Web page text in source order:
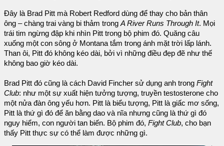
Đây là Brad Pitt mà Robert Redford dùng để thay cho bản thân
ông – chàng trai vàng bi thảm trongA River Runs Through It. Mọi
trái tim ngừng đập khi nhìn Pitt trong bộ phim đó. Quăng câu
xuống một con sông ở Montana tắm trong ánh mặt trời lấp lánh.
Than ôi, Pitt đó không kéo dài, bởi vì những điều đẹp đẽ như thế
không bao giờ kéo dài.
Brad Pitt đó cũng là cách David Fincher sử dụng anh trong Fight
Club: như một sự xuất hiện tưởng tượng, truyền testosterone cho
một nửa đàn ông yếu hơn. Pitt là biểu tượng, Pitt là giấc mơ sống,
Pitt là thứ gì đó để ăn bằng dao và nĩa nhưng cũng là thứ gì đó
nguy hiểm, con người tan biến. Bộ phim đó, Fight Club, cho bạn
thấy Pitt thực sự có thể làm được những gì.